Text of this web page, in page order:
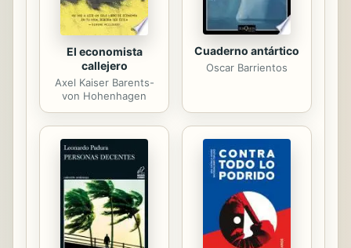
El economista
callejero
Axel Kaiser Barents-
von Hohenhagen
Cuaderno antártico
Oscar Barrientos